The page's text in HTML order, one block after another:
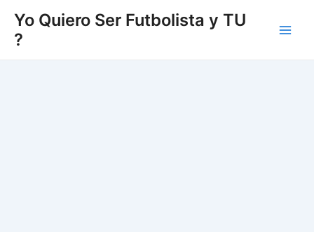
contingut
Yo Quiero Ser Futbolista y TU
?